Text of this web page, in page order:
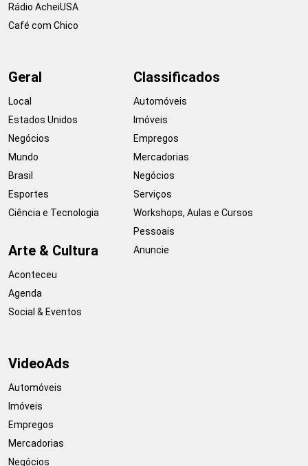
Rádio AcheiUSA
Café com Chico
Geral
Local
Estados Unidos
Negócios
Mundo
Brasil
Esportes
Ciência e Tecnologia
Arte & Cultura
Aconteceu
Agenda
Social & Eventos
Classificados
Automóveis
Imóveis
Empregos
Mercadorias
Negócios
Serviços
Workshops, Aulas e Cursos
Pessoais
Anuncie
VideoAds
Automóveis
Imóveis
Empregos
Mercadorias
Negócios